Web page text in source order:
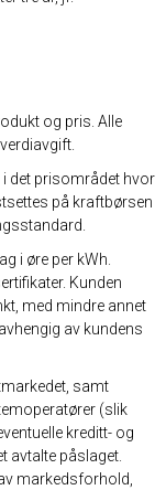
og pris. Alle
det prisområdet hvor
på kraftbørsen
i øre per kWh.
Kunden
med mindre annet
av kundens
samt
(slik
kreditt- og
avtalte påslaget.
markedsforhold,